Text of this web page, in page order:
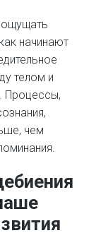
ощущать
начинают
телом и
Процессы,
чем